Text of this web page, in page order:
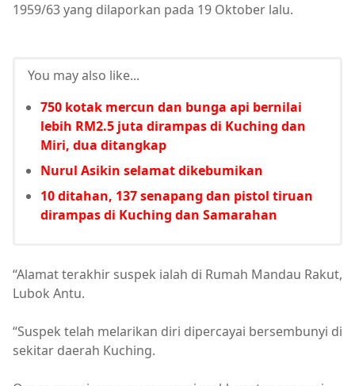
1959/63 yang dilaporkan pada 19 Oktober lalu.
You may also like...
750 kotak mercun dan bunga api bernilai
lebih RM2.5 juta dirampas di Kuching dan
Miri, dua ditangkap
Nurul Asikin selamat dikebumikan
10 ditahan, 137 senapang dan pistol tiruan
dirampas di Kuching dan Samarahan
“Alamat terakhir suspek ialah di Rumah Mandau Rakut,
Lubok Antu.
“Suspek telah melarikan diri dipercayai bersembunyi di
sekitar daerah Kuching.